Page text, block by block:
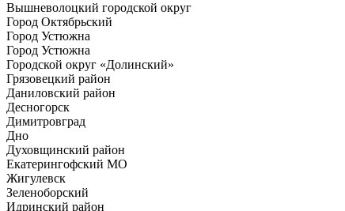
Вышневолоцкий городской округ
Город Октябрьский
Город Устюжна
Город Устюжна
Городской округ «Долинский»
Грязовецкий район
Даниловский район
Десногорск
Димитровград
Дно
Духовщинский район
Екатерингофский МО
Жигулевск
Зеленоборский
Идринский район